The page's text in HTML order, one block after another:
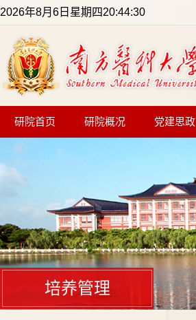
2026年8月6日星期四20:44:30
研院首页 研院概况 党建思政
培养管理